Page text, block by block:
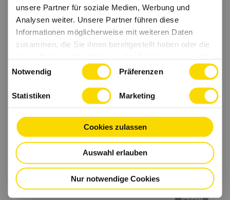
unsere Partner für soziale Medien, Werbung und
Analysen weiter. Unsere Partner führen diese
Informationen möglicherweise mit weiteren Daten
zusammen, die Sie ihnen bereitgestellt haben oder die
haben.
Notwendig Präferenzen
Statistiken Marketing
Cookies zulassen
Auswahl erlauben
Nur notwendige Cookies